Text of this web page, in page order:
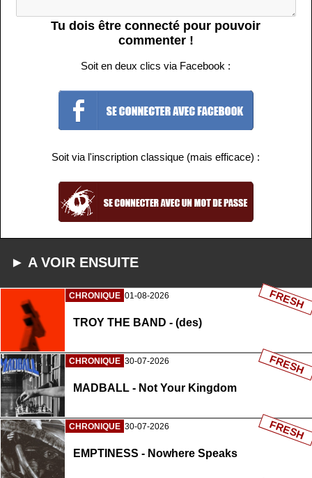
Tu dois être connecté pour pouvoir
commenter !
Soit en deux clics via Facebook :
Soit via l'inscription classique (mais efficace) :
► A VOIR ENSUITE
CHRONIQUE 01-08-2026
TROY THE BAND - (des)
FRESH
CHRONIQUE 30-07-2026
MADBALL - Not Your Kingdom
FRESH
CHRONIQUE 30-07-2026
EMPTINESS - Nowhere Speaks
FRESH